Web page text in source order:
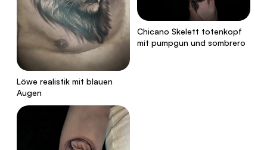
Löwe realistik mit blauen
Augen
Chicano Skelett totenkopf
mit pumpgun und sombrero